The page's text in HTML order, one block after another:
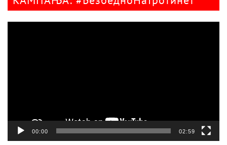
00:00 02:59